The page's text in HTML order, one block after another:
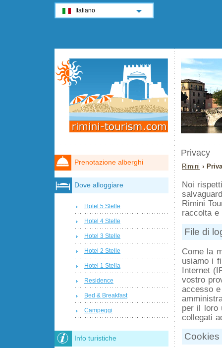
Privacy
Rimini ›
Noi
Rimini
raccolta
File di
Come la
usiamo i
Internet
vostro
accesso
per il loro
collegati
Cookies
Prenotazione alberghi
Dove alloggiare
Hotel 5 Stelle
Hotel 4 Stelle
Hotel 3 Stelle
Hotel 2 Stelle
Hotel 1 Stella
Residence
Bed & Breakfast
Campeggi
Info turistiche
Italiano